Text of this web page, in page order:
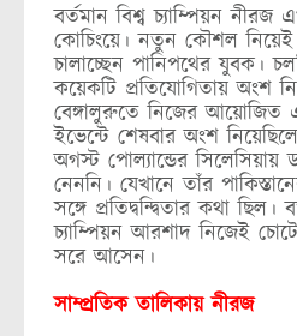
বর্তমান বিশ্ব চ্যাম্পিয়ন
কোচিংয়ে। নতুন কৌশল নিয়েই
চালাচ্ছেন পানিপথের যুবক।
কয়েকটি প্রতিযোগিতায় অংশ
বেঙ্গালুরুতে নিজের আয়োজিত
ইভেন্টে শেষবার অংশ
অগস্ট পোল্যান্ডের সিলেসিয়ায়
নেননি। যেখানে তাঁর
সঙ্গে প্রতিদ্বন্দ্বিতার কথা ছিল।
চ্যাম্পিয়ন আরশাদ নিজেই
সরে আসেন।
সাম্প্রতিক তালিকায় নীরজ